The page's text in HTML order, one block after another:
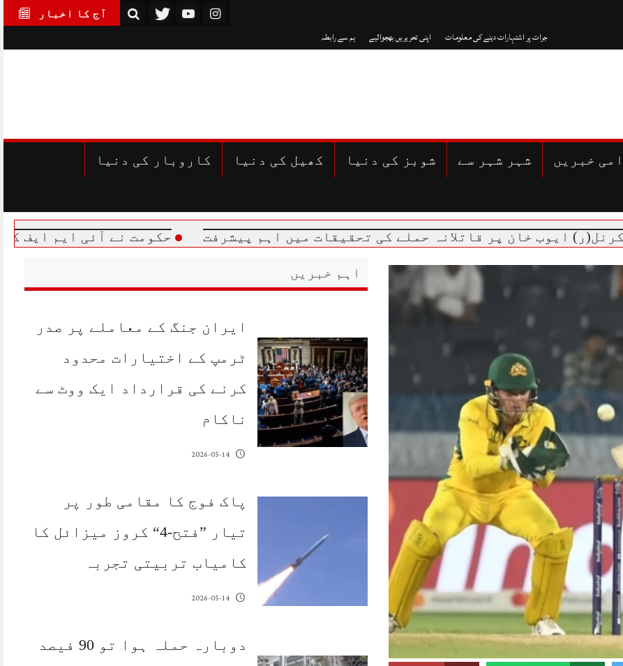
آج کا اخبار
جرات پر اشتہارات دینے کی معلومات اپنی تحریریں بھجوائیے ہم سے رابطہ
خبریں شہر شہر سے شوبز کی دنیا کھیل کی دنیا کاروبار کی دنیا
خان پر قاتلانہ حملے کی تحقیقات میں اہم پیشرفت حکومت نے آئی ایم ایف کو بجلی
اہم خبریں
ایران جنگ کے معاملے پر صدر
ٹرمپ کے اختیارات محدود
کرنے کی قرارداد ایک ووٹ سے
ناکام
2026-05-14
پاک فوج کا مقامی طور پر
تیار ”فتح-4“ کروز میزائل کا
کامیاب تربیتی تجربہ
2026-05-14
دوبارہ حملہ ہوا تو 90 فیصد